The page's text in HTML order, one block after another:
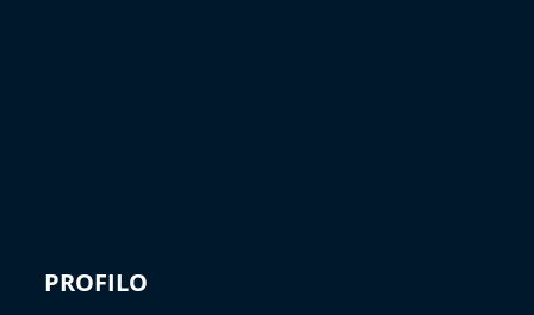
per memorizzare e/o accedere alle informazioni del dispositivo. Il
consenso a queste tecnologie ci permetterà di elaborare dati come il
PROFILO